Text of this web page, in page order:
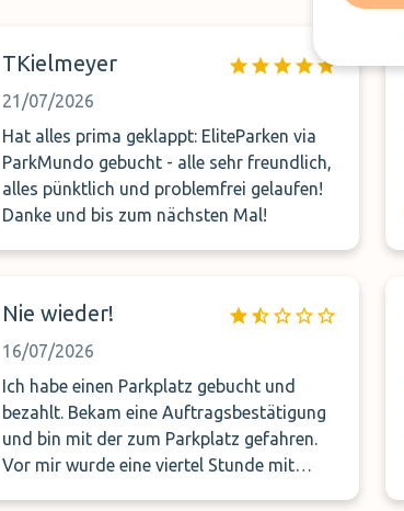
TKielmeyer
21/07/2026
Hat alles prima geklappt: EliteParken via
ParkMundo gebucht - alle sehr freundlich,
alles pünktlich und problemfrei gelaufen!
Danke und bis zum nächsten Mal!
Nie wieder!
16/07/2026
Ich habe einen Parkplatz gebucht und
bezahlt. Bekam eine Auftragsbestätigung
und bin mit der zum Parkplatz gefahren.
Vor mir wurde eine viertel Stunde mit